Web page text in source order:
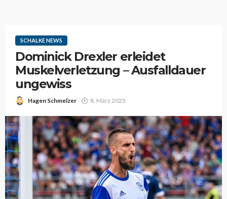
SCHALKE NEWS
Dominick Drexler erleidet
Muskelverletzung – Ausfalldauer
ungewiss
Hagen Schmelzer 8. März 2023